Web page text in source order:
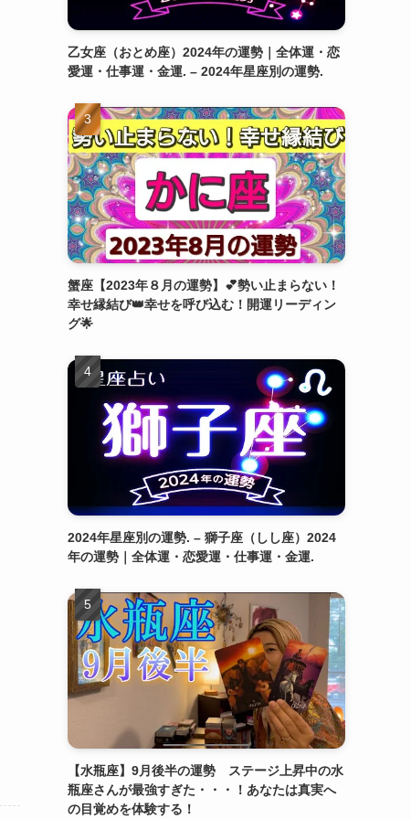
乙女座（おとめ座）2024年の運勢｜全体運・恋
愛運・仕事運・金運. – 2024年星座別の運勢.
蟹座【2023年８月の運勢】💕勢い止まらない！
幸せ縁結び👑幸せを呼び込む！開運リーディン
グ🌟
2024年星座別の運勢. – 獅子座（しし座）2024
年の運勢｜全体運・恋愛運・仕事運・金運.
【水瓶座】9月後半の運勢 ステージ上昇中の水
瓶座さんが最強すぎた・・・！あなたは真実へ
の目覚めを体験する！